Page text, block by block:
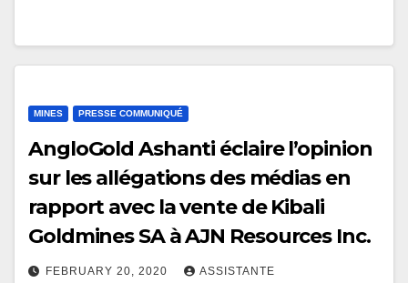
MINES PRESSE COMMUNIQUÉ
AngloGold Ashanti éclaire l’opinion
sur les allégations des médias en
rapport avec la vente de Kibali
Goldmines SA à AJN Resources Inc.
FEBRUARY 20, 2020 ASSISTANTE